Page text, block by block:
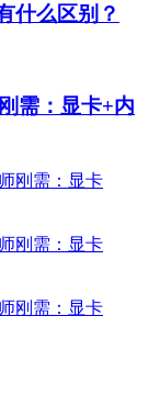
什么区别？
需：显卡+内